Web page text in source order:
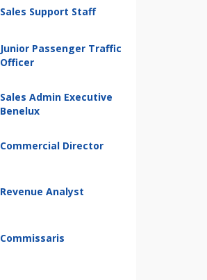
Sales Support Staff
Junior Passenger Traffic
Officer
Sales Admin Executive
Benelux
Commercial Director
Revenue Analyst
Commissaris